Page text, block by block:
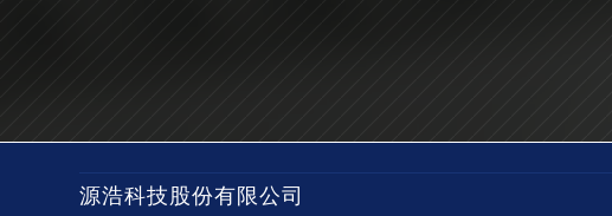
源浩科技股份有限公司